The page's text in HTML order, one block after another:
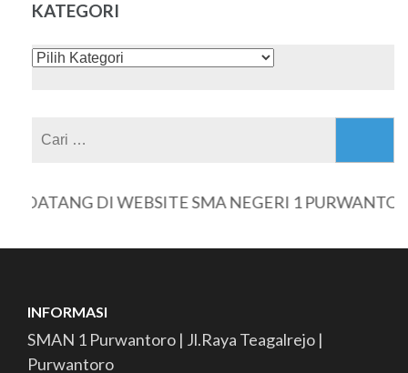
KATEGORI
KATEGORI
DI WEBSITE SMA NEGERI 1 PURWANTORO
INFORMASI
SMAN 1 Purwantoro | Jl.Raya Teagalrejo |
Purwantoro